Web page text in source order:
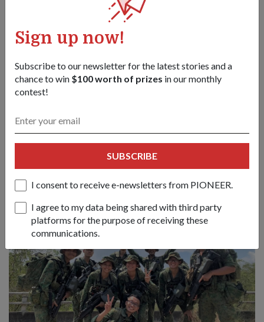
Sign up now!
Subscribe to our newsletter for the latest stories and a
chance to win $100 worth of prizes in our monthly
contest!
SUBSCRIBE
I consent to receive e-newsletters from PIONEER.
I agree to my data being shared with third party
platforms for the purpose of receiving these
communications.
Pegawai baharu melontarkan topi mereka untuk menandakan
kejayaan menamatkan pengajian daripada Sekolah Pegawai
Kadet (OCS) pada 10 September.